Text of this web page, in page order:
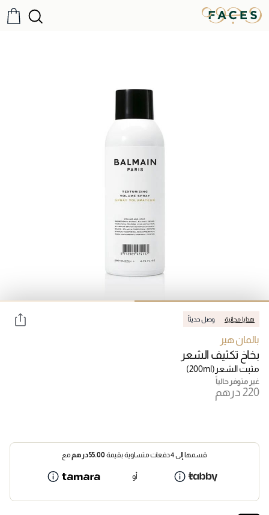
هدايا مجانية وصل حديثاً
بالمان هير
بخاخ تكثيف الشعر
مثبت الشعر (200ml)
غير متوفر حالياً
قسمها إلى 4 دفعات متساوية بقيمة 55.00درهممع
أو